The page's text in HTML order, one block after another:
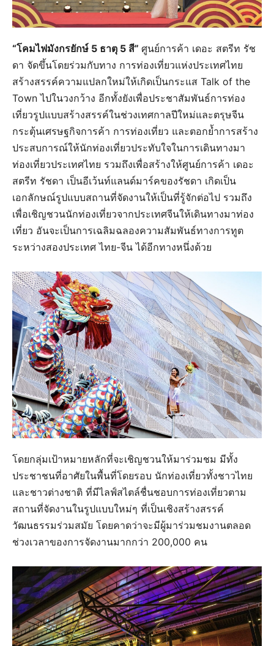
“โคมไฟมังกรยักษ์ 5 ธาตุ 5 สี” ศูนย์การค้า เดอะ สตรีท รัช
ดา จัดขึ้นโดยร่วมกับทาง การท่องเที่ยวแห่งประเทศไทย
สร้างสรรค์ความแปลกใหม่ให้เกิดเป็นกระแส Talk of the
Town ไปในวงกว้าง อีกทั้งยังเพื่อประชาสัมพันธ์การท่อง
เที่ยวรูปแบบสร้างสรรค์ในช่วงเทศกาลปีใหม่และตรุษจีน
กระตุ้นเศรษฐกิจการค้า การท่องเที่ยว และตอกย้ำการสร้าง
ประสบการณ์ให้นักท่องเที่ยวประทับใจในการเดินทางมา
ท่องเที่ยวประเทศไทย รวมถึงเพื่อสร้างให้ศูนย์การค้า เดอะ
สตรีท รัชดา เป็นอีเว้นท์แลนด์มาร์คของรัชดา เกิดเป็น
เอกลักษณ์รูปแบบสถานที่จัดงานให้เป็นที่รู้จักต่อไป รวมถึง
เพื่อเชิญชวนนักท่องเที่ยวจากประเทศจีนให้เดินทางมาท่อง
เที่ยว อันจะเป็นการเฉลิมฉลองความสัมพันธ์ทางการทูต
ระหว่างสองประเทศ ไทย-จีน ได้อีกทางหนึ่งด้วย
โดยกลุ่มเป้าหมายหลักที่จะเชิญชวนให้มาร่วมชม มีทั้ง
ประชาชนที่อาศัยในพื้นที่โดยรอบ นักท่องเที่ยวทั้งชาวไทย
และชาวต่างชาติ ที่มีไลฟ์สไตล์ชื่นชอบการท่องเที่ยวตาม
สถานที่จัดงานในรูปแบบใหม่ๆ ที่เป็นเชิงสร้างสรรค์
วัฒนธรรมร่วมสมัย โดยคาดว่าจะมีผู้มาร่วมชมงานตลอด
ช่วงเวลาของการจัดงานมากกว่า 200,000 คน